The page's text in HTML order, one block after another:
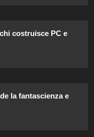
costruisce PC e
la fantascienza e